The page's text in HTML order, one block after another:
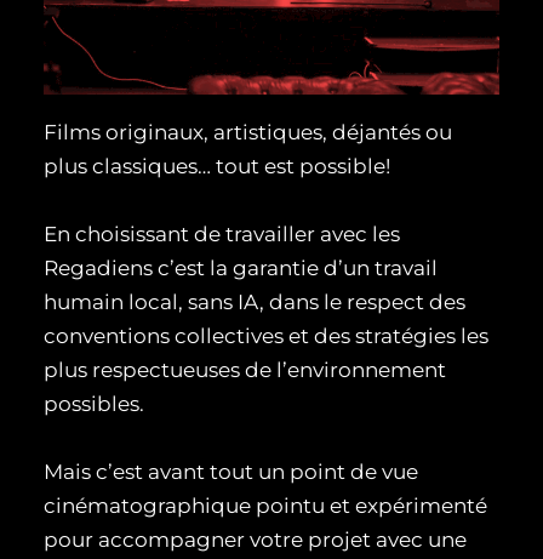
Films originaux, artistiques, déjantés ou
plus classiques… tout est possible!
En choisissant de travailler avec les
Regadiens c’est la garantie d’un travail
humain local, sans IA, dans le respect des
conventions collectives et des stratégies les
plus respectueuses de l’environnement
possibles.
Mais c’est avant tout un point de vue
cinématographique pointu et expérimenté
pour accompagner votre projet avec une